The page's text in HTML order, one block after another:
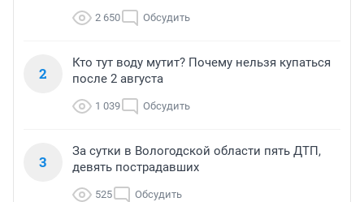
2 650 Обсудить
2
Кто тут воду мутит? Почему нельзя купаться
после 2 августа
1 039 Обсудить
3
За сутки в Вологодской области пять ДТП,
девять пострадавших
525 Обсудить